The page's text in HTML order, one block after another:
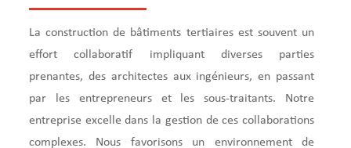
La construction de bâtiments tertiaires est souvent un
effort collaboratif impliquant diverses parties
prenantes, des architectes aux ingénieurs, en passant
par les entrepreneurs et les sous-traitants. Notre
entreprise excelle dans la gestion de ces collaborations
complexes. Nous favorisons un environnement de